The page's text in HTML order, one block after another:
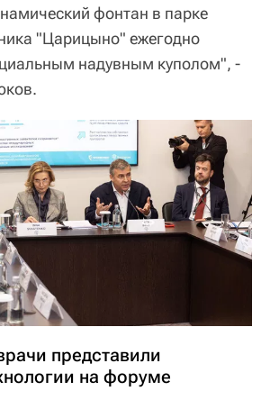
фонтан в парке
"Царицыно" ежегодно
надувным куполом", -
представили
на форуме